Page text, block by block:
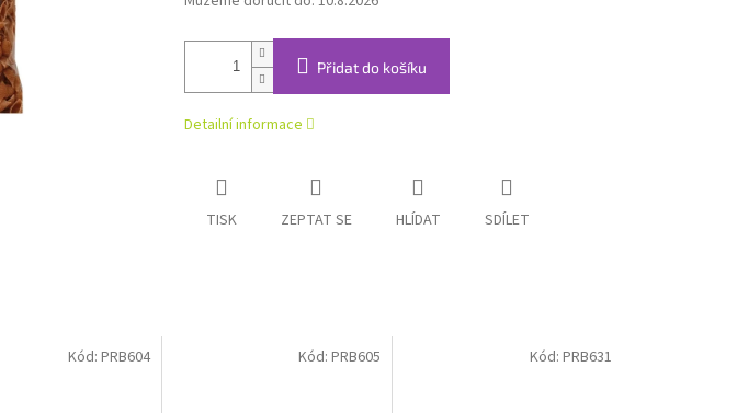
Přidat do košíku
Detailní informace
TISK ZEPTAT SE HLÍDAT SDÍLET
Kód: PRB604 Kód:PRB605 Kód: PRB631